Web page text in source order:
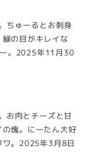
ちゅーるとお刺身
の目がキレイな
。2025年11月30
お肉とチーズと甘
塊。にーたん大好
ワ。2025年3月8日